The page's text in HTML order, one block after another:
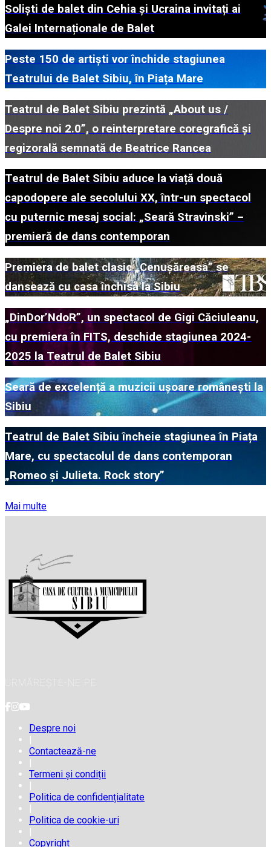
Soliști de balet din Cehia și Ucraina invitați ai
Galei Internaționale de Balet
Peste 150 de artiști vor închide stagiunea
Teatrului de Balet Sibiu, în Piața Mare
Teatrul de Balet Sibiu prezintă „About us /
Despre noi 2.0”, o reinterpretare coregrafică și
regizorală semnată de Beatrice Rancea
Teatrul de Balet Sibiu aduce la viață două
capodopere ale secolului XX, într-un spectacol
cu puternic mesaj social: „Seară Stravinski” –
premieră de dans contemporan
Premiera de balet clasic „Cenușăreasa” se
dansează cu casa închisă la Sibiu
„DinDor’NdoR”, un spectacol de Gigi Căciuleanu,
cu premiera în FITS, deschide stagiunea 2024-
2025 la Teatrul de Balet Sibiu
Seară de excelență a muzicii ușoare românești la
Sibiu
Teatrul de Balet Sibiu încheie stagiunea în Piața
Mare, cu spectacolul de dans contemporan
„Romeo și Julieta. Rock story”
Mai multe
URMĂREȘTE-NE PE
Despre noi
|
Contactează-ne
|
Termeni și condiții
|
Politica de confidențialitate
|
Politica de cookie-uri
|
Copyright